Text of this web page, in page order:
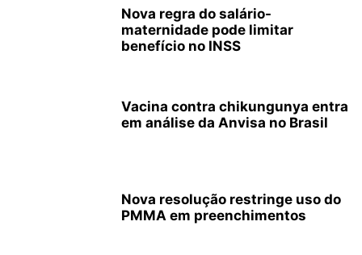
Nova regra do salário-
maternidade pode limitar
benefício no INSS
Vacina contra chikungunya entra
em análise da Anvisa no Brasil
Nova resolução restringe uso do
PMMA em preenchimentos